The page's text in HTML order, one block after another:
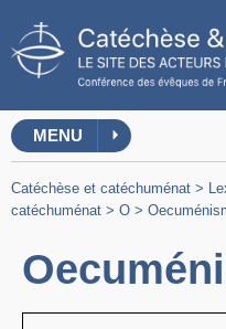
MENU
Catéchèse et catéchuménat >
catéchuménat > O >